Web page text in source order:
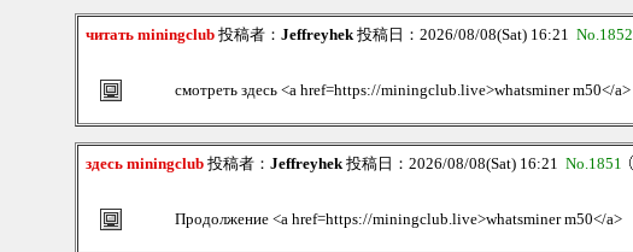
читать miningclub投稿者： Jeffreyhek投稿日：2026/08/08(Sat) 16:21 No.1852
смотреть здесь <a href=https://miningclub.live>whatsminer m50</a>
здесь miningclub投稿者： Jeffreyhek投稿日：2026/08/08(Sat) 16:21 No.1851
Продолжение <a href=https://miningclub.live>whatsminer m50</a>